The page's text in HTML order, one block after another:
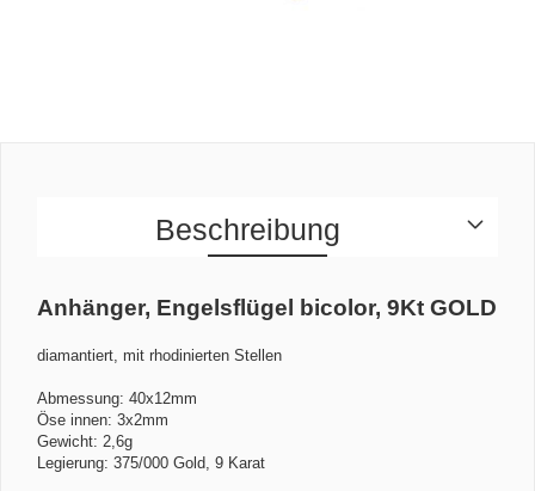
Beschreibung
Anhänger, Engelsflügel bicolor, 9Kt GOLD
diamantiert, mit rhodinierten Stellen
Abmessung: 40x12mm
Öse innen: 3x2mm
Gewicht: 2,6g
Legierung: 375/000 Gold, 9 Karat